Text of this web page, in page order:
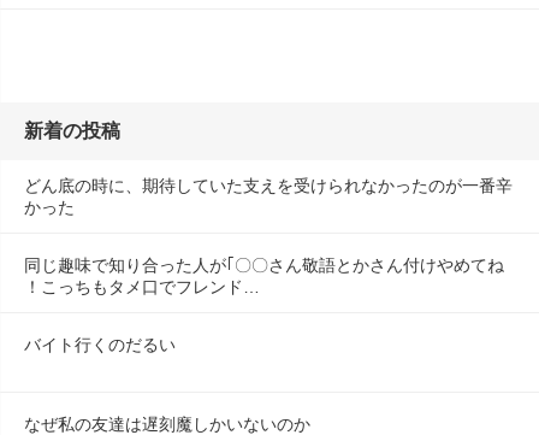
新着の投稿
どん底の時に、期待していた支えを受けられなかったのが一番辛
かった
同じ趣味で知り合った人が｢〇〇さん敬語とかさん付けやめてね
！こっちもタメ口でフレンド…
バイト行くのだるい
なぜ私の友達は遅刻魔しかいないのか